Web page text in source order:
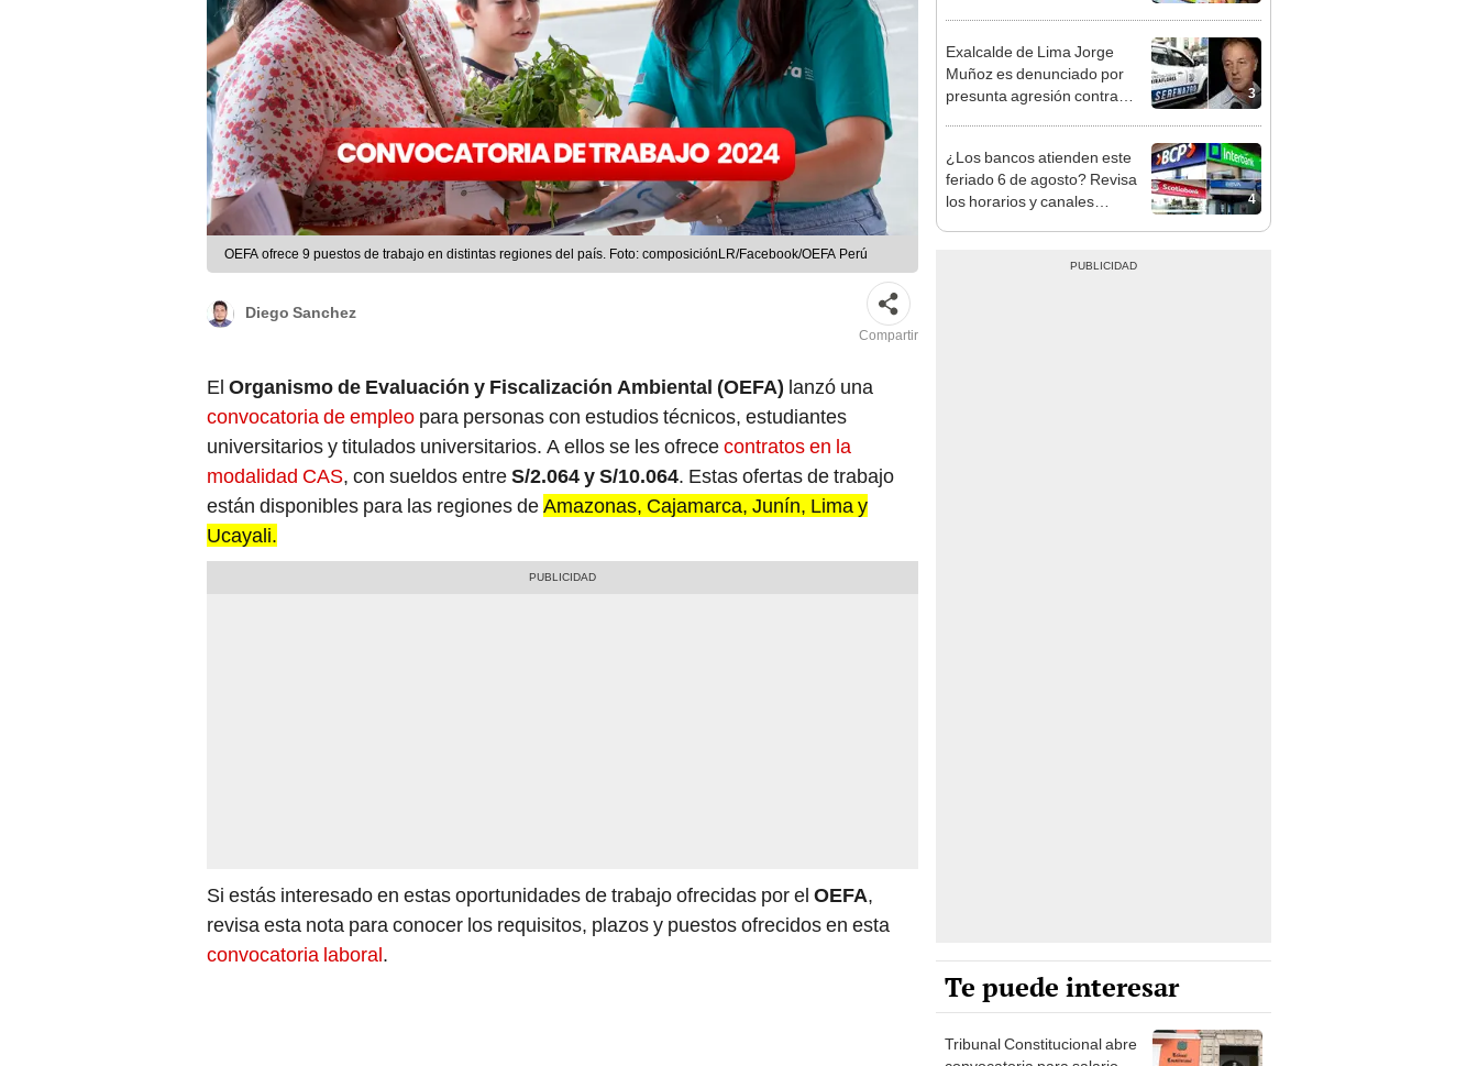
OEFA ofrece 9 puestos de trabajo en distintas regiones del país. Foto: composiciónLR/Facebook/OEFA Perú
Diego Sanchez
Compartir
El Organismo de Evaluación y Fiscalización Ambiental (OEFA) lanzó una
convocatoria de empleo para personas con estudios técnicos, estudiantes
universitarios y titulados universitarios. A ellos se les ofrececontratos en la
modalidad CAS, con sueldos entreS/2.064 y S/10.064. Estas ofertas de trabajo
están disponibles para las regiones deAmazonas, Cajamarca, Junín, Lima y
Ucayali.
Si estás interesado en estas oportunidades de trabajo ofrecidas por el OEFA,
revisa esta nota para conocer los requisitos, plazos y puestos ofrecidos en esta
convocatoria laboral.
3
Exalcalde de Lima Jorge
Muñoz es denunciado por
presunta agresión contra
4
¿Los bancos atienden este
feriado 6 de agosto? Revisa
los horarios y canales
Te puede interesar
Tribunal Constitucional abre